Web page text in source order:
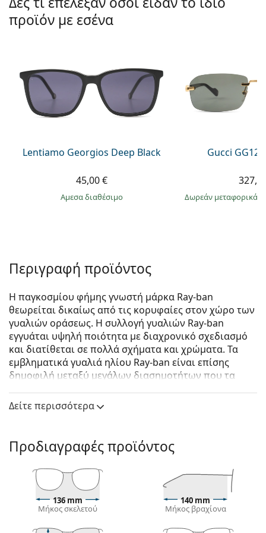
Όλες οι μάρκες
Persol
Όλες οι μάρκες
Όλα τα υγρά φακών
προϊόν με εσένα
Lentiamo Georgios Deep Black
45,00 €
άμεσα διαθέσιμο
Gucci
Δωρεάν μεταφορικά
Περιγραφή προϊόντος
Η παγκοσμίου φήμης γνωστή μάρκα Ray-ban
θεωρείται δικαίως από τις κορυφαίες στον χώρο των
γυαλιών οράσεως. Η συλλογή γυαλιών Ray-ban
εγγυάται υψηλή ποιότητα με διαχρονικό σχεδιασμό
και διατίθεται σε πολλά σχήματα και χρώματα. Τα
εμβληματικά γυαλιά ηλίου Ray-ban είναι επίσης
δημοφιλή μεταξύ μεγάλων διασημοτήτων που τα
Ray-Ban RB3670CH 002/K8 54
Δείτε πώς φαίνονται πάνω σας αυτά τα γυαλιά ηλίου
με τη λειτουργία του Εικονικού καθρέφτη του
Lentiamo.
Σκελετός γυαλιών ηλίου
Το μαύρο χρώμα του σκελετού ταιριάζει απόλυτα
Δείτε περισσότερα
Προδιαγραφές προϊόντος
136 mm
Μήκος σκελετού
140 mm
Μήκος βραχίονα